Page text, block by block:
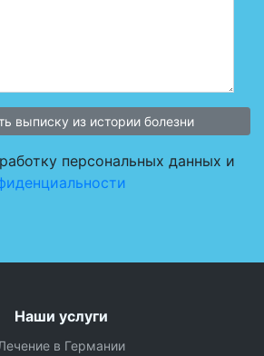
выписку из истории болезни
персональных данных и
Наши услуги
в Германии